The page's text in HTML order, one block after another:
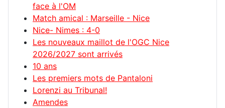
face à l'OM
Match amical : Marseille - Nice
Nice- Nimes : 4-0
Les nouveaux maillot de l'OGC Nice
2026/2027 sont arrivés
10 ans
Les premiers mots de Pantaloni
Lorenzi au Tribunal!
Amendes